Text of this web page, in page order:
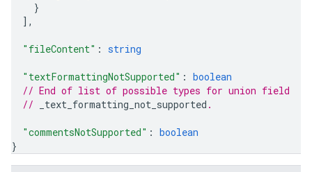
}
] ,
"fileContent" : string
"textFormattingNotSupported" : boolean
// End of list of possible types for union field
//
_text_formatting_not_supported .
"commentsNotSupported" : boolean
}